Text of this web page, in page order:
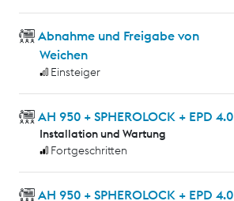
Abnahme und Freigabe von
Weichen
Einsteiger
AH 950 + SPHEROLOCK + EPD 4.0
Installation und Wartung
Fortgeschritten
AH 950 + SPHEROLOCK + EPD 4.0